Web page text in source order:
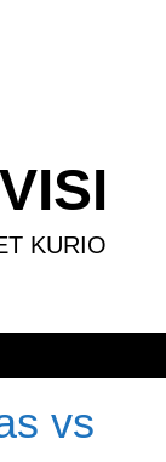
KURIO
vs